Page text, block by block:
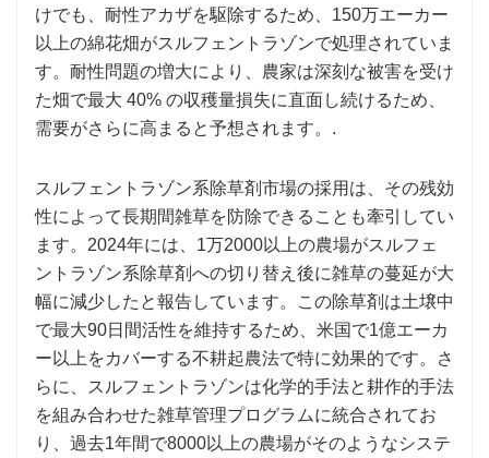
けでも、耐性アカザを駆除するため、150万エーカー
以上の綿花畑がスルフェントラゾンで処理されていま
す。耐性問題の増大により、農家は深刻な被害を受け
た畑で最大 40% の収穫量損失に直面し続けるため、
需要がさらに高まると予想されます。.
スルフェントラゾン系除草剤市場の採用は、その残効
性によって長期間雑草を防除できることも牽引してい
ます。2024年には、1万2000以上の農場がスルフェ
ントラゾン系除草剤への切り替え後に雑草の蔓延が大
幅に減少したと報告しています。この除草剤は土壌中
で最大90日間活性を維持するため、米国で1億エーカ
ー以上をカバーする不耕起農法で特に効果的です。さ
らに、スルフェントラゾンは化学的手法と耕作的手法
を組み合わせた雑草管理プログラムに統合されてお
り、過去1年間で8000以上の農場がそのようなシステ